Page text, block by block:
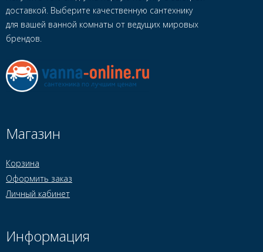
доставкой. Выберите качественную сантехнику
для вашей ванной комнаты от ведущих мировых
брендов.
Магазин
Корзина
Оформить заказ
Личный кабинет
Информация